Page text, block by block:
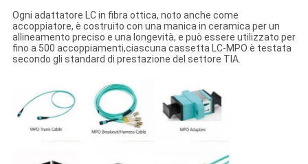
Ogni adattatore LC in fibra ottica, noto anche come
accoppiatore, è costruito con una manica in ceramica per un
allineamento preciso e una longevità, e può essere utilizzato per
fino a 500 accoppiamenti,ciascuna cassetta LC-MPO è testata
secondo gli standard di prestazione del settore TIA.